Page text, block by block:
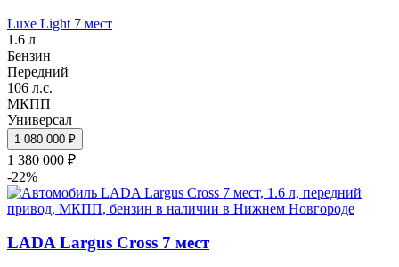
Luxe Light 7 мест
1.6 л
Бензин
Передний
106 л.с.
МКПП
Универсал
1 080 000 ₽
1 380 000 ₽
-22%
LADA Largus Cross 7 мест